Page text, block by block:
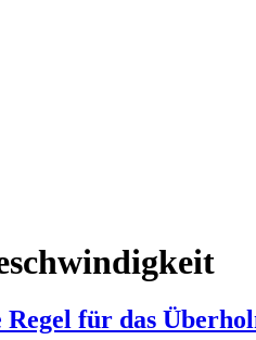
Regel für das